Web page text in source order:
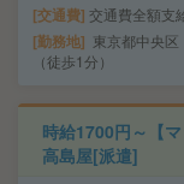
交通費 交通費全額支
勤務地
東京都中央
（徒歩1分）
時給1700円～【
高島屋[派遣]